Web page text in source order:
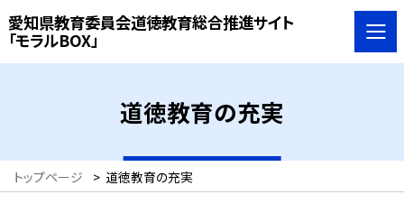
愛知県教育委員会道徳教育総合推進サイト
「モラルBOX」
道徳教育の充実
トップページ > 道徳教育の充実